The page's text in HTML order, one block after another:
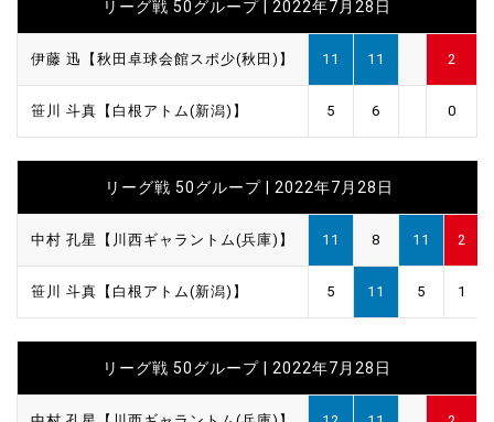
リーグ戦 50グループ | 2022年7月28日
伊藤 迅【秋田卓球会館スポ少(秋田)】 11 11 2
笹川 斗真【白根アトム(新潟)】 5 6 0
リーグ戦 50グループ | 2022年7月28日
中村 孔星【川西ギャラントム(兵庫)】 11 8 11 2
笹川 斗真【白根アトム(新潟)】 5 11 5 1
リーグ戦 50グループ | 2022年7月28日